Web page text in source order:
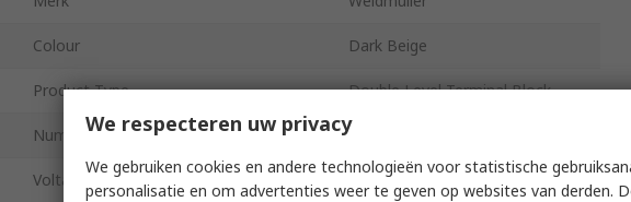
Colour Dark Beige
Product Type Double Level Terminal Block
Number of Levels 2
Voltage
We respecteren uw privacy
We gebruiken cookies en andere technologieën voor statistische
personalisatie en om advertenties weer te geven op websites van derden.